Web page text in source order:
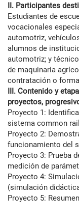
II. Participantes
Estudiantes de
vocacionales
automotriz,
alumnos de
automotriz; y
de maquinaria
contratación o
III. Contenido y
proyectos,
Proyecto 1:
sistema common
Proyecto 2:
funcionamiento del
Proyecto 3: Prueba
medición de
Proyecto 4:
(simulación
Proyecto 5: